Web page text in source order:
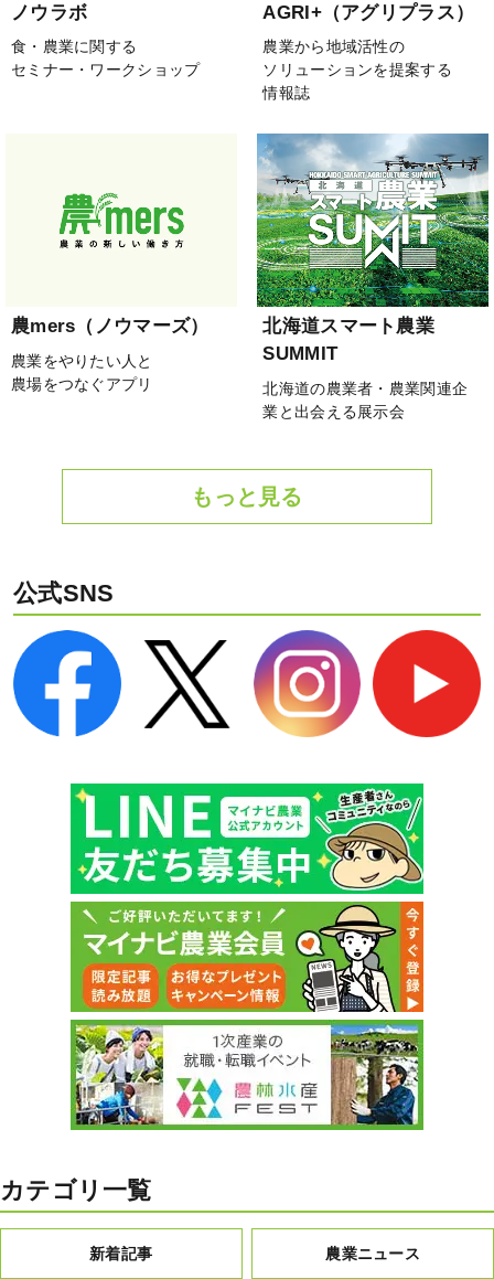
ノウラボ
食・農業に関する
セミナー・ワークショップ
AGRI+（アグリプラス）
農業から地域活性の
ソリューションを提案する
情報誌
農mers（ノウマーズ）
農業をやりたい人と
農場をつなぐアプリ
北海道スマート農業
SUMMIT
北海道の農業者・農業関連企
業と出会える展示会
もっと見る
公式SNS
カテゴリ一覧
新着記事 農業ニュース